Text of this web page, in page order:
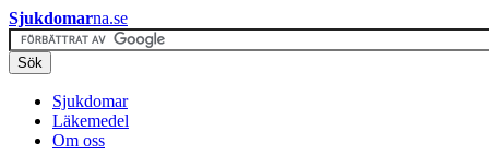
Sjukdomarna.se
Sjukdomar
Läkemedel
Om oss